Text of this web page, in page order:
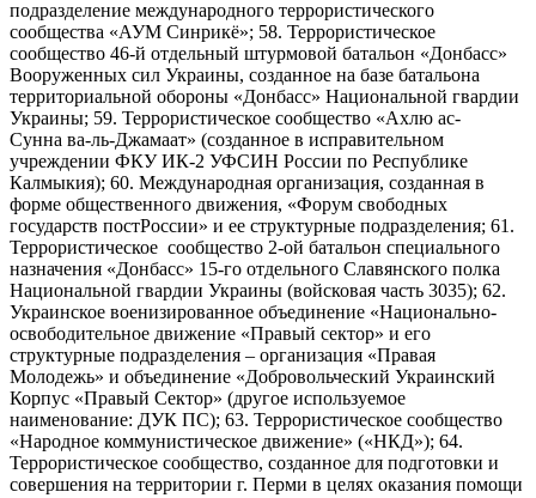
подразделение международного террористического
сообщества «АУМ Синрикё»; 58. Террористическое
сообщество 46-й отдельный штурмовой батальон «Донбасс»
Вооруженных сил Украины, созданное на базе батальона
территориальной обороны «Донбасс» Национальной гвардии
Украины; 59. Террористическое сообщество «Ахлю ас-
Сунна ва-ль-Джамаат» (созданное в исправительном
учреждении ФКУ ИК-2 УФСИН России по Республике
Калмыкия); 60. Международная организация, созданная в
форме общественного движения, «Форум свободных
государств постРоссии» и ее структурные подразделения; 61.
Террористическое сообщество 2-ой батальон специального
назначения «Донбасс» 15-го отдельного Славянского полка
Национальной гвардии Украины (войсковая часть 3035); 62.
Украинское военизированное объединение «Национально-
освободительное движение «Правый сектор» и его
структурные подразделения – организация «Правая
Молодежь» и объединение «Добровольческий Украинский
Корпус «Правый Сектор» (другое используемое
наименование: ДУК ПС); 63. Террористическое сообщество
«Народное коммунистическое движение» («НКД»); 64.
Террористическое сообщество, созданное для подготовки и
совершения на территории г. Перми в целях оказания помощи